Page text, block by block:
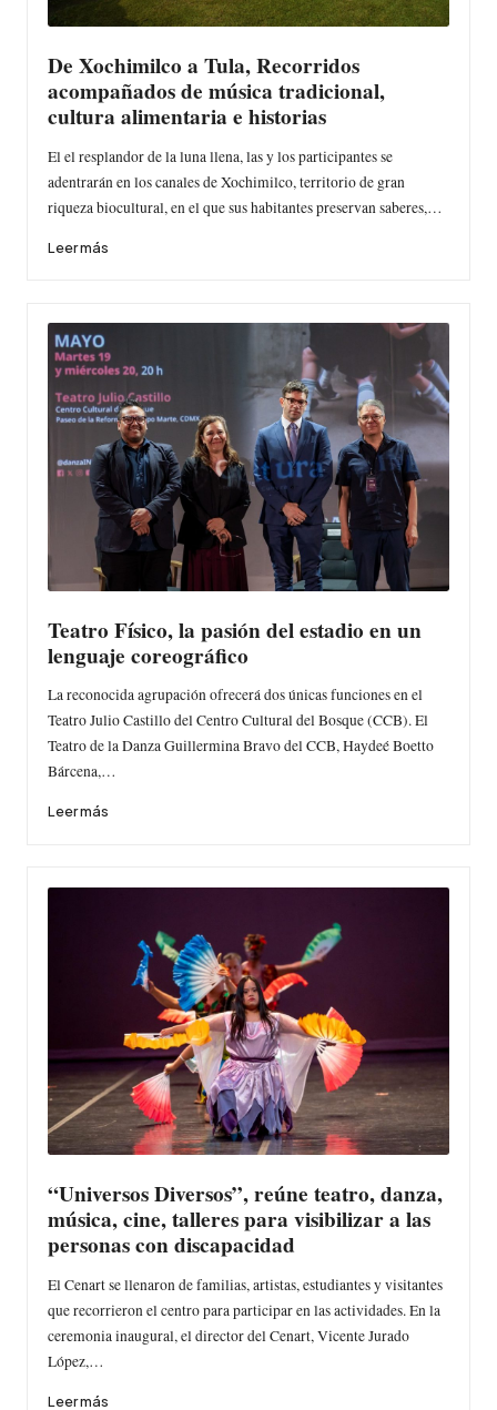
De Xochimilco a Tula, Recorridos
acompañados de música tradicional,
cultura alimentaria e historias
El el resplandor de la luna llena, las y los participantes se
adentrarán en los canales de Xochimilco, territorio de gran
riqueza biocultural, en el que sus habitantes preservan saberes,…
Leer más
Teatro Físico, la pasión del estadio en un
lenguaje coreográfico
La reconocida agrupación ofrecerá dos únicas funciones en el
Teatro Julio Castillo del Centro Cultural del Bosque (CCB). El
Teatro de la Danza Guillermina Bravo del CCB, Haydeé Boetto
Bárcena,…
Leer más
“Universos Diversos”, reúne teatro, danza,
música, cine, talleres para visibilizar a las
personas con discapacidad
El Cenart se llenaron de familias, artistas, estudiantes y visitantes
que recorrieron el centro para participar en las actividades. En la
ceremonia inaugural, el director del Cenart, Vicente Jurado
López,…
Leer más